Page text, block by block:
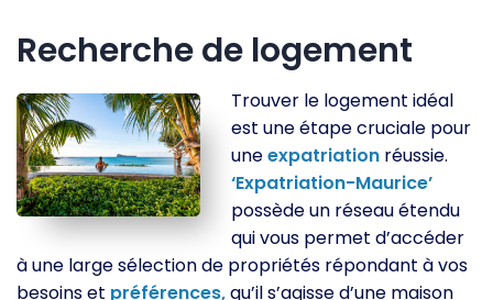
Recherche de logement
Trouver le logement idéal
est une étape cruciale pour
uneexpatriation réussie.
‘Expatriation-Maurice’
possède un réseau étendu
qui vous permet d’accéder
à une large sélection de propriétés répondant à vos
besoins et préférences,qu’il s’agisse d’une maison